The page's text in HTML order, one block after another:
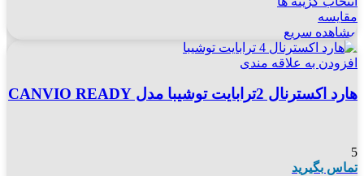
مقایسه
مشاهده سریع
افزودن به علاقه مندی
هارد اکسترنال 2ترابایت توشیبا مدل CANVIO READY
5
تماس بگیرید